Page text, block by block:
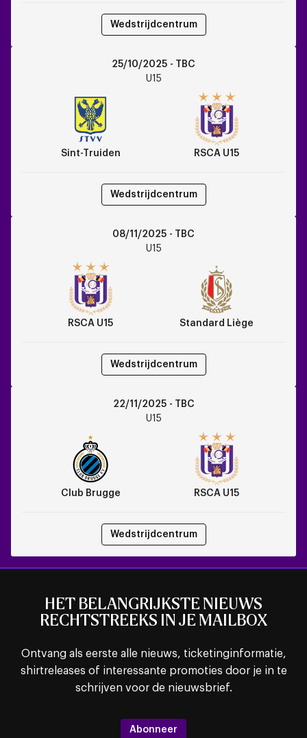
Wedstrijdcentrum
25/10/2025 - TBC
U15
Sint-Truiden RSCA U15
Wedstrijdcentrum
08/11/2025 - TBC
U15
RSCA U15 Standard Liège
Wedstrijdcentrum
22/11/2025 - TBC
U15
Club Brugge RSCA U15
Wedstrijdcentrum
HET BELANGRIJKSTE NIEUWS
RECHTSTREEKS IN JE MAILBOX
Ontvang als eerste alle nieuws, ticketinginformatie,
shirtreleases of interessante promoties door je in te
schrijven voor de nieuwsbrief.
Abonneer